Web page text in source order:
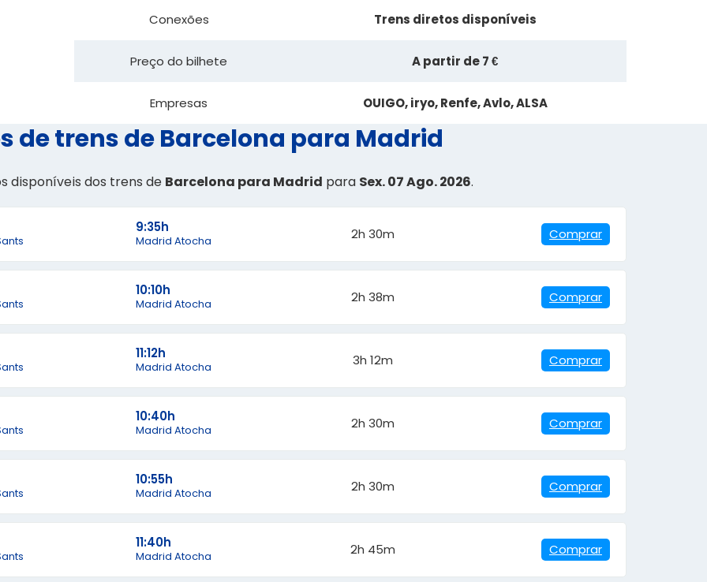
Conexões Trens diretos disponíveis
Preço do bilhete A partir de 7 €
Empresas OUIGO, iryo, Renfe, Avlo, ALSA
de trens de Barcelona para Madrid
disponíveis dos trens de Barcelona para Madrid para Sex. 07 Ago. 2026.
9:35h
Madrid Atocha 2h 30m Comprar
10:10h
Madrid Atocha 2h 38m Comprar
11:12h
Madrid Atocha 3h 12m Comprar
10:40h
Madrid Atocha 2h 30m Comprar
10:55h
Madrid Atocha 2h 30m Comprar
11:40h
Madrid Atocha 2h 45m Comprar